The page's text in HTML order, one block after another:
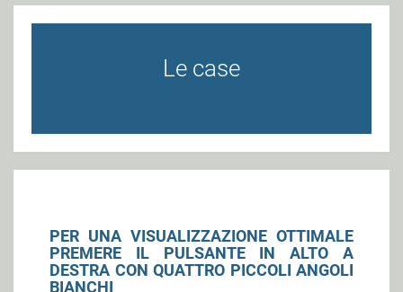
Le case
PER UNA VISUALIZZAZIONE OTTIMALE
PREMERE IL PULSANTE IN ALTO A
DESTRA CON QUATTRO PICCOLI ANGOLI
BIANCHI